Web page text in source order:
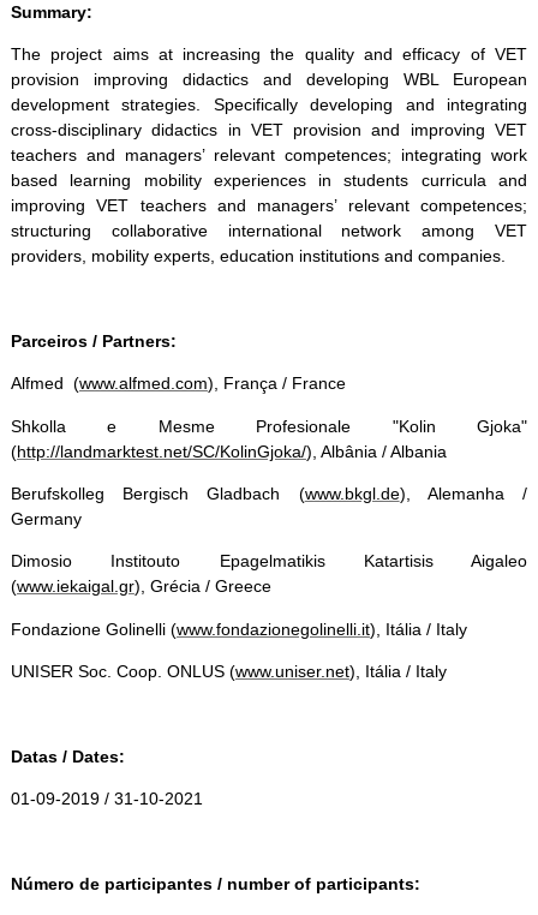
Summary:
The project aims at increasing the quality and efficacy of VET
provision improving didactics and developing WBL European
development strategies. Specifically developing and integrating
cross-disciplinary didactics in VET provision and improving VET
teachers and managers’ relevant competences; integrating work
based learning mobility experiences in students curricula and
improving VET teachers and managers’ relevant competences;
structuring collaborative international network among VET
providers, mobility experts, education institutions and companies.
Parceiros / Partners:
Alfmed (www.alfmed.com), França / France
Shkolla e Mesme Profesionale "Kolin Gjoka"
(http://landmarktest.net/SC/KolinGjoka/), Albânia / Albania
Berufskolleg Bergisch Gladbach (www.bkgl.de), Alemanha /
Germany
Dimosio Institouto Epagelmatikis Katartisis Aigaleo
(www.iekaigal.gr), Grécia / Greece
Fondazione Golinelli (www.fondazionegolinelli.it), Itália / Italy
UNISER Soc. Coop. ONLUS (www.uniser.net), Itália / Italy
Datas / Dates:
01-09-2019 / 31-10-2021
Número de participantes / number of participants: